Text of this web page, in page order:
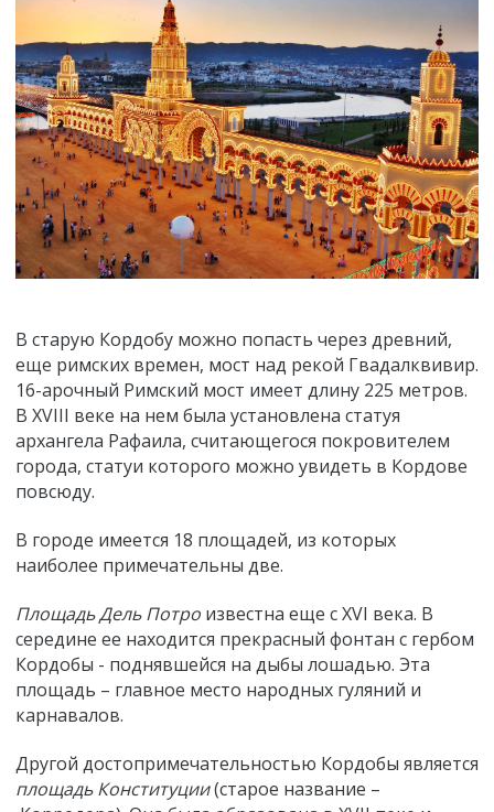
В старую Кордобу можно попасть через древний,
еще римских времен, мост над рекой Гвадалквивир.
16-арочный Римский мост имеет длину 225 метров.
В XVIII веке на нем была установлена статуя
архангела Рафаила, считающегося покровителем
города, статуи которого можно увидеть в Кордове
повсюду.
В городе имеется 18 площадей, из которых
наиболее примечательны две.
Площадь Дель Потро известна еще с XVI века. В
середине ее находится прекрасный фонтан с гербом
Кордобы - поднявшейся на дыбы лошадью. Эта
площадь – главное место народных гуляний и
карнавалов.
Другой достопримечательностью Кордобы является
площадь Конституции(старое название –